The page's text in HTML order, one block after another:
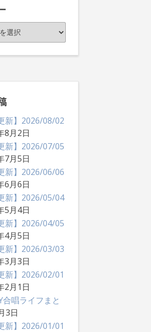
新】2026/08/02
8月2日
新】2026/07/05
7月5日
新】2026/06/06
6月6日
新】2026/05/04
5月4日
新】2026/04/05
4月5日
新】2026/03/03
3月3日
新】2026/02/01
2月1日
唱ライフまと
3日
新】2026/01/01